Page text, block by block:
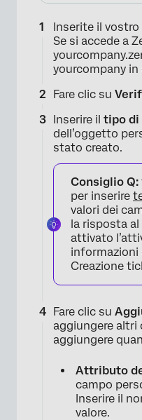
Inserite il vostro
Se si accede a
yourcompany
Fare clic su
Inserire il tipo di
dell’oggetto
stato creato.
Consiglio Q:
per inserire
valori dei
la risposta
attivato
informazioni
Creazione
Fare clic su
aggiungere altri
aggiungere
Attributo
campo
Inserire il
valore.